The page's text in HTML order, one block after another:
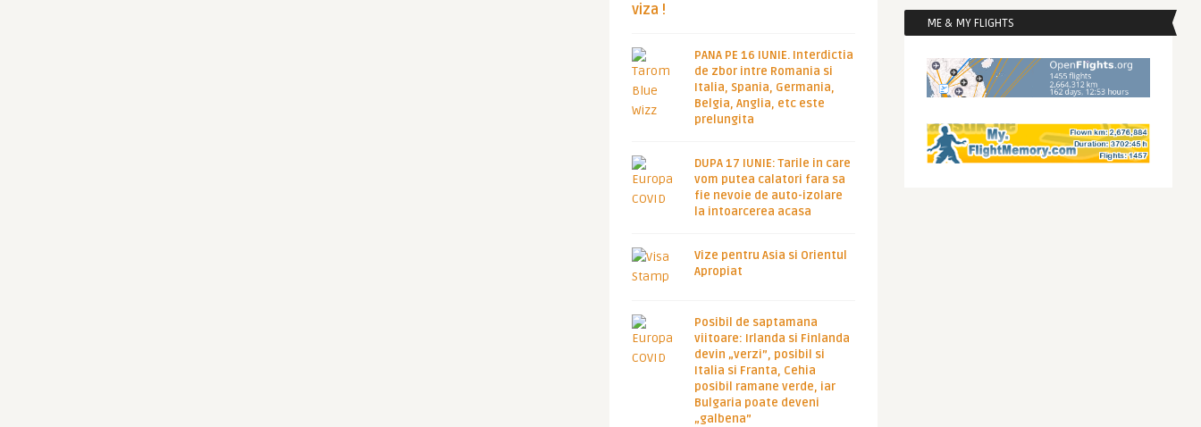
viza !
PANA PE 16 IUNIE. Interdictia
de zbor intre Romania si
Italia, Spania, Germania,
Belgia, Anglia, etc este
prelungita
DUPA 17 IUNIE: Tarile in care
vom putea calatori fara sa
fie nevoie de auto-izolare
la intoarcerea acasa
Vize pentru Asia si Orientul
Apropiat
Posibil de saptamana
viitoare: Irlanda si Finlanda
devin „verzi”, posibil si
Italia si Franta, Cehia
posibil ramane verde, iar
Bulgaria poate deveni
„galbena”
ME & MY FLIGHTS